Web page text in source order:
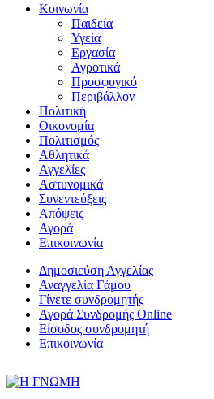
Κοινωνία
Παιδεία
Υγεία
Εργασία
Αγροτικά
Προσφυγικό
Περιβάλλον
Πολιτική
Οικονομία
Πολιτισμός
Αθλητικά
Αγγελίες
Αστυνομικά
Συνεντεύξεις
Απόψεις
Αγορά
Επικοινωνία
Δημοσιεύση Αγγελίας
Αναγγελία Γάμου
Γίνετε συνδρομητής
Αγορά Συνδρομής Online
Είσοδος συνδρομητή
Επικοινωνία